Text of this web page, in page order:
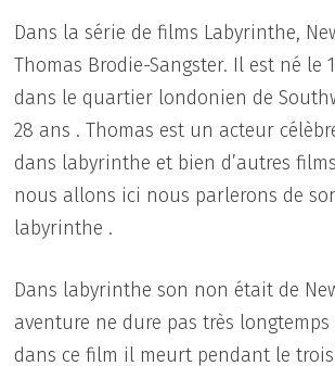
Dans la série de films Labyrinthe,
Thomas Brodie-Sangster. Il est né le
dans le quartier londonien de
28 ans . Thomas est un acteur
dans labyrinthe et bien d’autres
nous allons ici nous parlerons de
labyrinthe .
Dans labyrinthe son non était de
aventure ne dure pas très
dans ce film il meurt pendant le